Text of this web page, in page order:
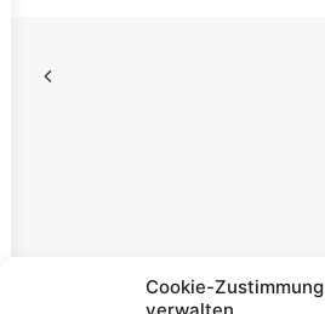
Cookie-Zustimmung
Rechtliches